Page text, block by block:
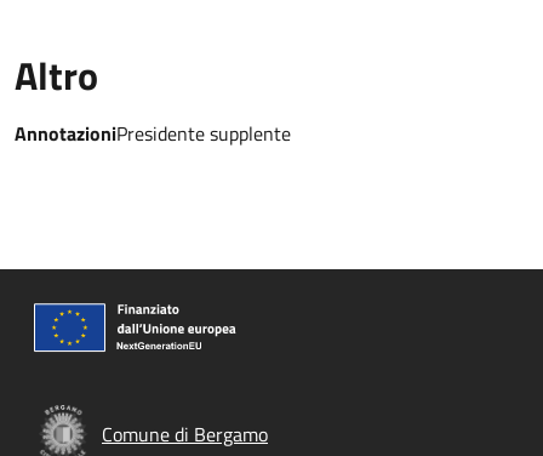
Altro
AnnotazioniPresidente supplente
Comune di Bergamo